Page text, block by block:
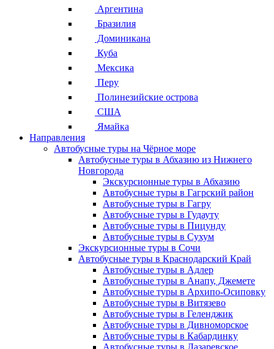
Аргентина
Бразилия
Доминикана
Куба
Мексика
Перу
Полинезийские острова
США
Ямайка
Направления
Автобусные туры на Чёрное море
Автобусные туры в Абхазию из Нижнего
Новгорода
Экскурсионные туры в Абхазию
Автобусные туры в Гагрский район
Автобусные туры в Гагру
Автобусные туры в Гудауту
Автобусные туры в Пицунду
Автобусные туры в Сухум
Экскурсионные туры в Сочи
Автобусные туры в Краснодарский Край
Автобусные туры в Адлер
Автобусные туры в Анапу, Джемете
Автобусные туры в Архипо-Осиповку
Автобусные туры в Витязево
Автобусные туры в Геленджик
Автобусные туры в Дивноморское
Автобусные туры в Кабардинку
Автобусные туры в Лазаревское